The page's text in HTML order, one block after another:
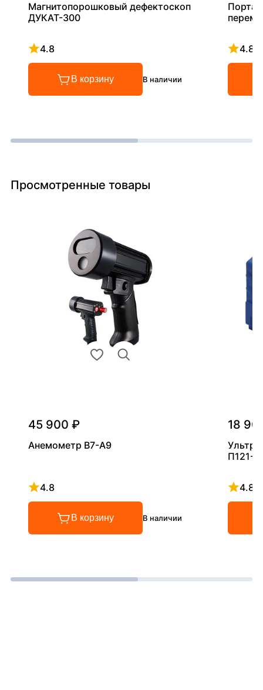
Магнитопорошковый дефектоскоп
ДУКАТ-300
4.8
Рейтинг 4.8 из 5
В корзину В наличии
4.8
Просмотренные товары
45 900 ₽
Анемометр В7-А9
4.8
Рейтинг 4.8 из 5
В корзину В наличии
18
П121-
4.8